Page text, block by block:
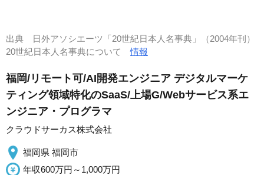
出典
日外アソシエーツ「20世紀日本人名事典」（2004年刊）
20世紀日本人名事典について情報
福岡/リモート可/AI開発エンジニア デジタルマーケ
ティング領域特化のSaaS/上場G/Webサービス系エ
ンジニア・プログラマ
クラウドサーカス株式会社
福岡県 福岡市
年収600万円～1,000万円